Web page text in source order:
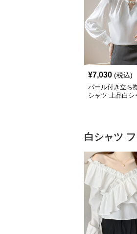
¥7,030 (税込)
パール付き立ち
シャツ 上品白シ
白シャツ